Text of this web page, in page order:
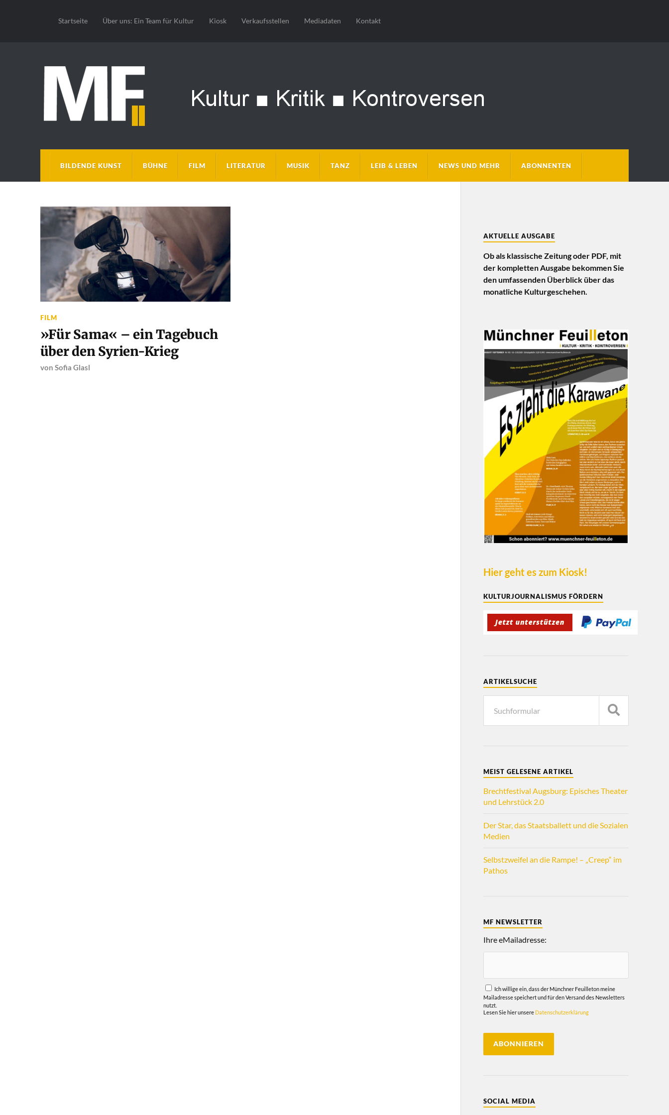
Startseite Über uns: Ein Team für Kultur Kiosk Verkaufsstellen Mediadaten Kontakt
BILDENDE KUNST BÜHNE FILM LITERATUR MUSIK TANZ LEIB & LEBEN NEWS UND MEHR ABONNENTEN
FILM
»Für Sama« – ein Tagebuch
über den Syrien-Krieg
von Sofia Glasl
AKTUELLE AUSGABE
Ob als klassische Zeitung oder PDF, mit
der kompletten Ausgabe bekommen Sie
den umfassenden Überblick über das
monatliche Kulturgeschehen.
Hier geht es zum Kiosk!
KULTURJOURNALISMUS FÖRDERN
ARTIKELSUCHE
MEIST GELESENE ARTIKEL
Brechtfestival Augsburg: Episches Theater
und Lehrstück 2.0
Der Star, das Staatsballett und die Sozialen
Medien
Selbstzweifel an die Rampe! – „Creep“ im
Pathos
MF NEWSLETTER
Ihre eMailadresse:
Ich willige ein, dass der Münchner Feuilleton meine
Mailadresse speichert und für den Versand des Newsletters
nutzt.
Lesen Sie hier unsere Datenschutzerklärung
SOCIAL MEDIA